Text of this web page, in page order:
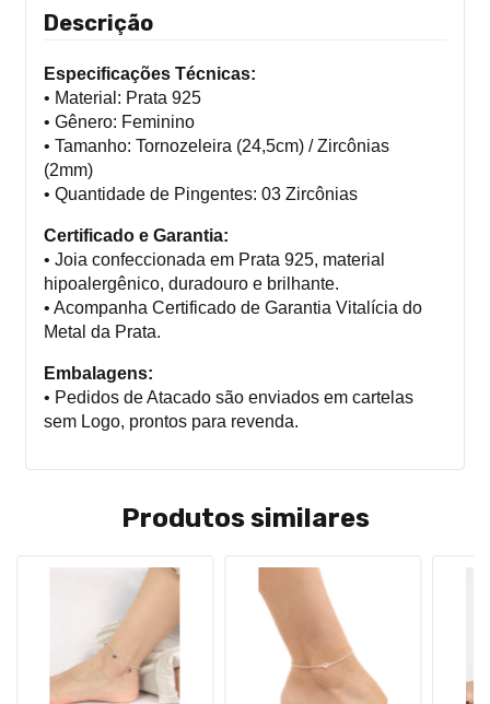
Descrição
Especificações Técnicas:
• Material: Prata 925
• Gênero: Feminino
• Tamanho: Tornozeleira (24,5cm) / Zircônias
(2mm)
• Quantidade de Pingentes: 03 Zircônias
Certificado e Garantia:
• Joia confeccionada em Prata 925, material
hipoalergênico, duradouro e brilhante.
• Acompanha Certificado de Garantia Vitalícia do
Metal da Prata.
Embalagens:
• Pedidos de Atacado são enviados em cartelas
sem Logo, prontos para revenda.
Produtos similares